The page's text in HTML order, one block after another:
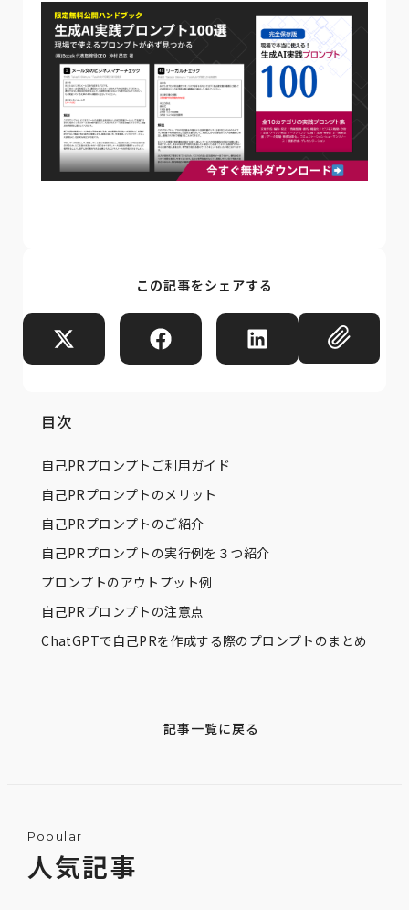
この記事をシェアする
目次
自己PRプロンプトご利用ガイド
自己PRプロンプトのメリット
自己PRプロンプトのご紹介
自己PRプロンプトの実行例を３つ紹介
プロンプトのアウトプット例
自己PRプロンプトの注意点
ChatGPTで自己PRを作成する際のプロンプトのまとめ
記事一覧に戻る
Popular
人気記事